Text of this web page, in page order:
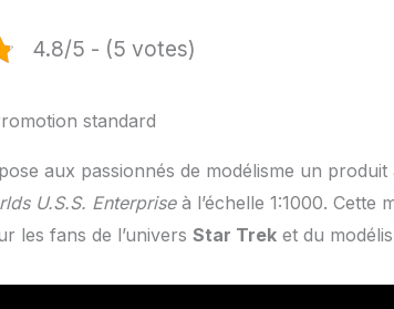
4.8/5 - (5 votes)
aux passionnés de modélisme un
U.S.S. Enterpriseà l’échelle 1:1000. Cette
les fans de l’univers Star Trek et du